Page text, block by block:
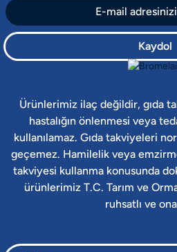
Kaydol
Ürünlerimiz ilaç değildir, gıda
hastalığın önlenmesi veya
kullanılamaz. Gıda takviyeleri
geçemez. Hamilelik veya
takviyesi kullanma konusunda
ürünlerimiz T.C. Tarım ve
ruhsatlı ve